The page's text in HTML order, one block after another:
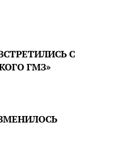
С
ГМЗ»